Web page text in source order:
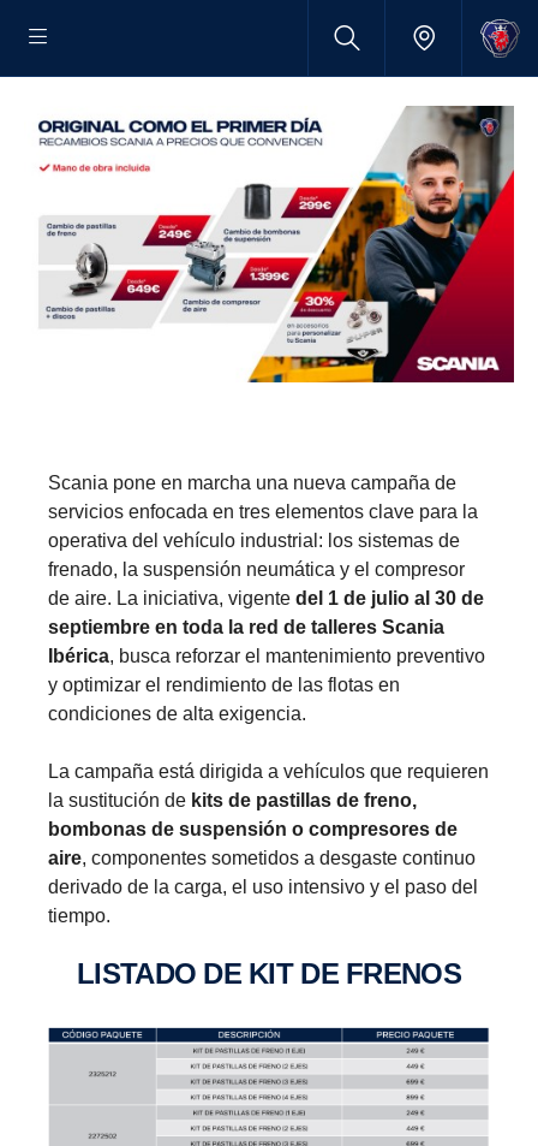
Scania pone en marcha una nueva campaña de
servicios enfocada en tres elementos clave para la
operativa del vehículo industrial: los sistemas de
frenado, la suspensión neumática y el compresor
de aire. La iniciativa, vigente del 1 de julio al 30 de
septiembre en toda la red de talleres Scania
Ibérica, busca reforzar el mantenimiento preventivo
y optimizar el rendimiento de las flotas en
condiciones de alta exigencia.
La campaña está dirigida a vehículos que requieren
la sustitución de kits de pastillas de freno,
bombonas de suspensión o compresores de
aire, componentes sometidos a desgaste continuo
derivado de la carga, el uso intensivo y el paso del
tiempo.
LISTADO DE KIT DE FRENOS